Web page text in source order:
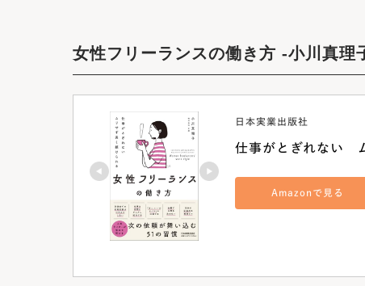
女性フリーランスの働き方 -小川真理
日本実業出版社
仕事がとぎれない　
Amazonで見る